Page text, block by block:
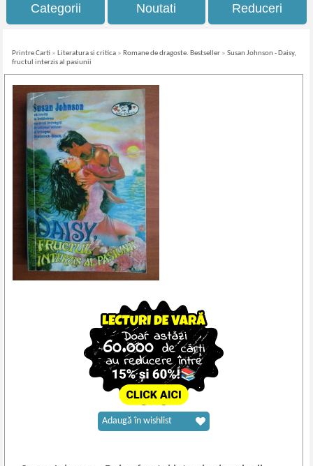
Categorii Noutati Reduceri
Printre Carti » Literatura si critica » Romane de dragoste. Bestseller »Susan Johnson - Daisy,
fructul interzis al pasiunii
Adaugă în wishlist